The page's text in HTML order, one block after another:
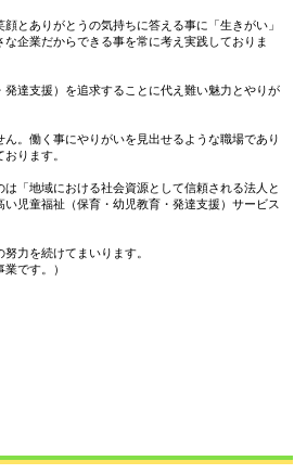
とありがとうの気持ちに答える事に「生きがい」
企業だからできる事を常に考え実践しておりま
達支援）を追求することに代え難い魅力とやりが
。働く事にやりがいを見出せるような職場であり
ります。
「地域における社会資源として信頼される法人と
児童福祉（保育・幼児教育・発達支援）サービス
力を続けてまいります。
です。）